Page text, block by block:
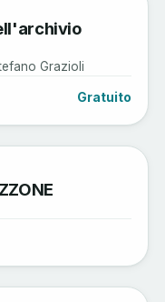
Grazioli
Gratuito